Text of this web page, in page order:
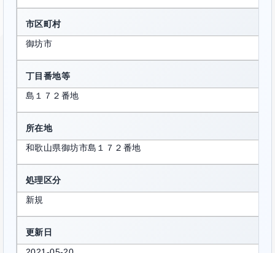
市区町村
御坊市
丁目番地等
島１７２番地
所在地
和歌山県御坊市島１７２番地
処理区分
新規
更新日